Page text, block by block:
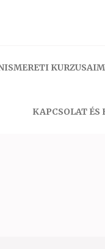
KURZUSAIM
KAPCSOLAT ÉS